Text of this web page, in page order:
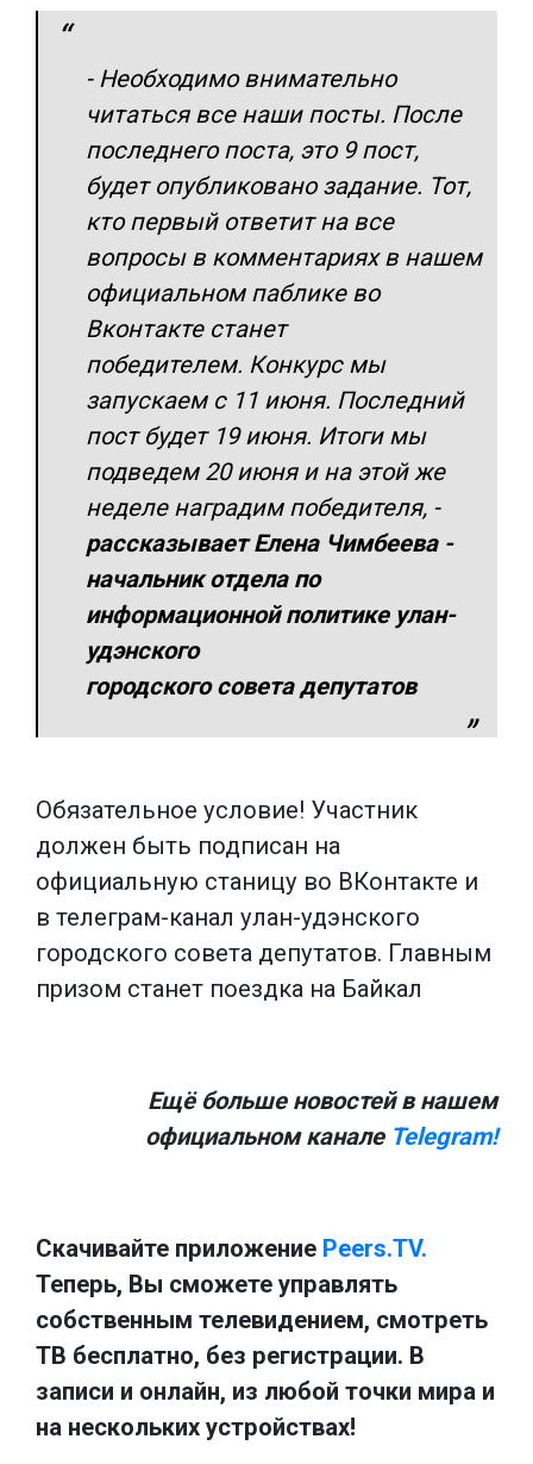
- Необходимо внимательно
читаться все наши посты. После
последнего поста, это 9 пост,
будет опубликовано задание. Тот,
кто первый ответит на все
вопросы в комментариях в нашем
официальном паблике во
Вконтакте станет
победителем. Конкурс мы
запускаем с 11 июня. Последний
пост будет 19 июня. Итоги мы
подведем 20 июня и на этой же
неделе наградим победителя, -
рассказывает Елена Чимбеева -
начальник отдела по
информационной политике улан-
удэнского
городского совета депутатов
Обязательное условие! Участник
должен быть подписан на
официальную станицу во ВКонтакте и
в телеграм-канал улан-удэнского
городского совета депутатов. Главным
призом станет поездка на Байкал
Ещё больше новостей в нашем
официальном канале Telegram!
Скачивайте приложение Peers.TV.
Теперь, Вы сможете управлять
собственным телевидением, смотреть
ТВ бесплатно, без регистрации. В
записи и онлайн, из любой точки мира и
на нескольких устройствах!